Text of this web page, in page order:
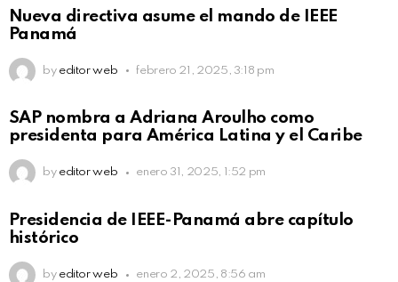
Nueva directiva asume el mando de IEEE
Panamá
by editor web febrero 21, 2025, 3:18 pm
SAP nombra a Adriana Aroulho como
presidenta para América Latina y el Caribe
by editor web enero 31, 2025, 1:52 pm
Presidencia de IEEE-Panamá abre capítulo
histórico
by editor web enero 2, 2025, 8:56 am